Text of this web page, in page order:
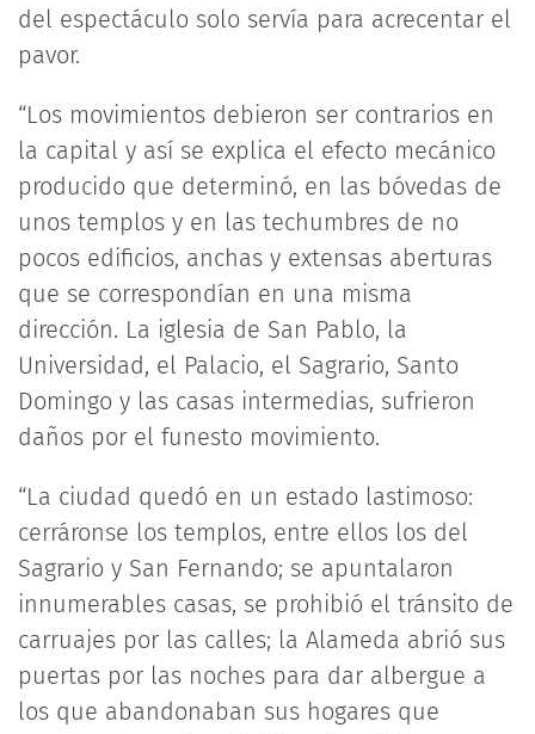
del espectáculo solo servía para acrecentar el
pavor.
“Los movimientos debieron ser contrarios en
la capital y así se explica el efecto mecánico
producido que determinó, en las bóvedas de
unos templos y en las techumbres de no
pocos edificios, anchas y extensas aberturas
que se correspondían en una misma
dirección. La iglesia de San Pablo, la
Universidad, el Palacio, el Sagrario, Santo
Domingo y las casas intermedias, sufrieron
daños por el funesto movimiento.
“La ciudad quedó en un estado lastimoso:
cerráronse los templos, entre ellos los del
Sagrario y San Fernando; se apuntalaron
innumerables casas, se prohibió el tránsito de
carruajes por las calles; la Alameda abrió sus
puertas por las noches para dar albergue a
los que abandonaban sus hogares que